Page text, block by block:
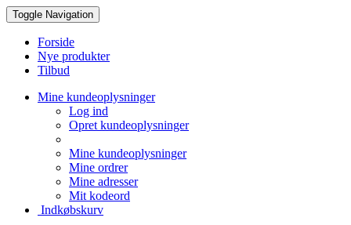
Toggle Navigation
Forside
Nye produkter
Tilbud
Mine kundeoplysninger
Log ind
Opret kundeoplysninger
Mine kundeoplysninger
Mine ordrer
Mine adresser
Mit kodeord
Indkøbskurv